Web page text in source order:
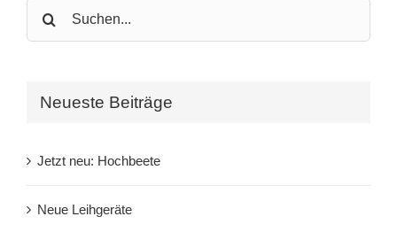
Search
for:
Neueste Beiträge
Jetzt neu: Hochbeete
Neue Leihgeräte